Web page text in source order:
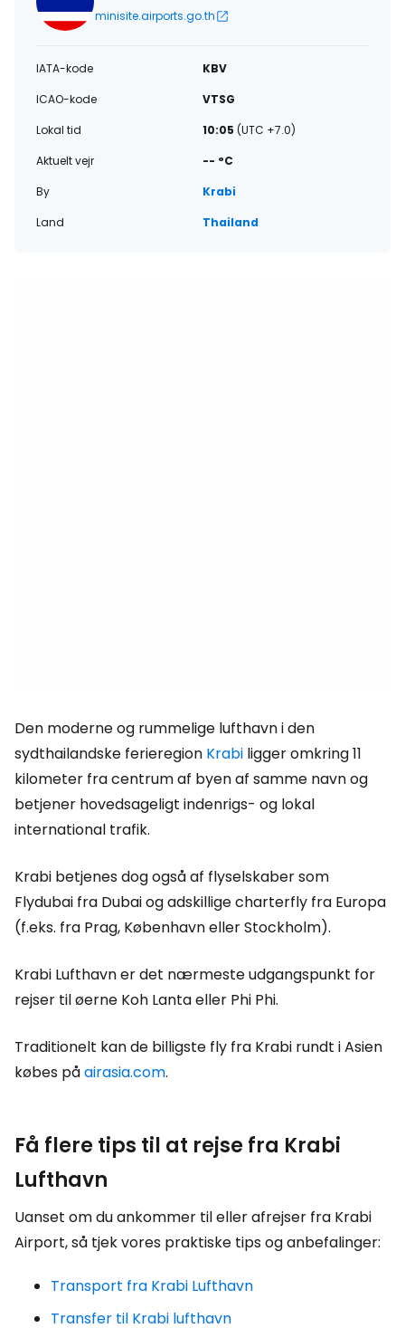
minisite.airports.go.th
IATA-kode
KBV
ICAO-kode
VTSG
Lokal tid
10:05 (UTC +7.0)
Aktuelt vejr
-- °C
By
Krabi
Land
Thailand
Den moderne og rummelige lufthavn i den
sydthailandske ferieregion Krabi ligger omkring 11
kilometer fra centrum af byen af samme navn og
betjener hovedsageligt indenrigs- og lokal
international trafik.
Krabi betjenes dog også af flyselskaber som
Flydubai fra Dubai og adskillige charterfly fra Europa
(f.eks. fra Prag, København eller Stockholm).
Krabi Lufthavn er det nærmeste udgangspunkt for
rejser til øerne Koh Lanta eller Phi Phi.
Traditionelt kan de billigste fly fra Krabi rundt i Asien
købes påairasia.com.
Få flere tips til at rejse fra Krabi
Lufthavn
Uanset om du ankommer til eller afrejser fra Krabi
Airport, så tjek vores praktiske tips og anbefalinger:
Transport fra Krabi Lufthavn
Transfer til Krabi lufthavn